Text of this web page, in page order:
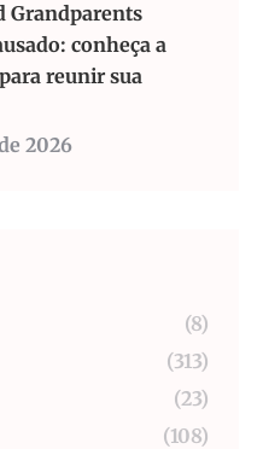
Grandparents
conheça a
reunir sua
2026
(8)
(313)
(23)
(108)